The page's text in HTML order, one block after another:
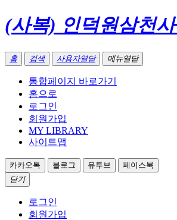
(사복) 인덕원삼천
홈 검색 사용자열닫 메뉴열닫
통합페이지 바로가기
홈으로
로그인
회원가입
MY LIBRARY
사이트맵
카카오톡 블로그 유투브
페이스북
닫기
로그인
회원가입